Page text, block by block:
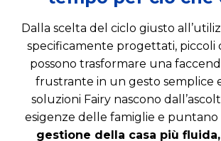
Dalla scelta del ciclo giusto
specificamente progettati, piccoli
possono trasformare una
frustrante in un gesto semplice
soluzioni Fairy nascono
esigenze delle famiglie e puntano
gestione della casa più fluida,